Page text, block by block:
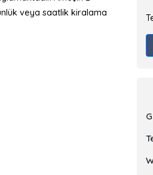
veya saatlik kiralama